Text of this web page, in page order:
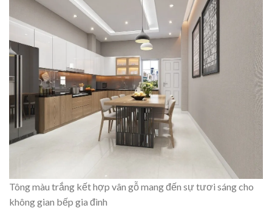
Tông màu trắng kết hợp vân gỗ mang đến sự tươi sáng cho
không gian bếp gia đình